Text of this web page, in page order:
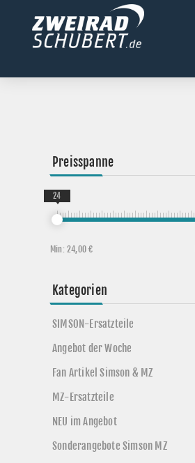
Preisspanne
Min: 24,00 €
24
Kategorien
SIMSON-Ersatzteile
Angebot der Woche
Fan Artikel Simson & MZ
MZ-Ersatzteile
NEU im Angebot
Sonderangebote Simson MZ